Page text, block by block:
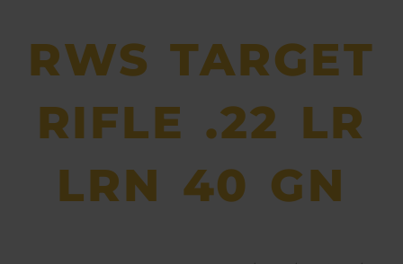
RWS TARGET
RIFLE .22 LR
LRN 40 GN